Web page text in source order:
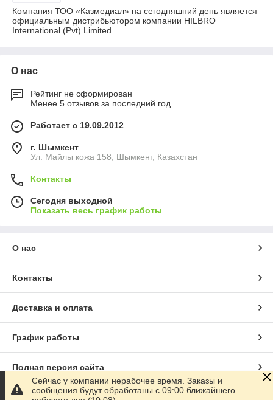
Компания ТОО «Казмедиал» на сегодняшний день является
официальным дистрибьютором компании HILBRO
International (Pvt) Limited
О нас
Рейтинг не сформирован
Менее 5 отзывов за последний год
Работает с 19.09.2012
г. Шымкент
Ул. Майлы кожа 158, Шымкент, Казахстан
Контакты
Сегодня выходной
Показать весь график работы
О нас
Контакты
Доставка и оплата
График работы
Полная версия сайта
Сайт создан на маркетплейсе
Сейчас у компании нерабочее время. Заказы и
сообщения будут обработаны с 09:00 ближайшего